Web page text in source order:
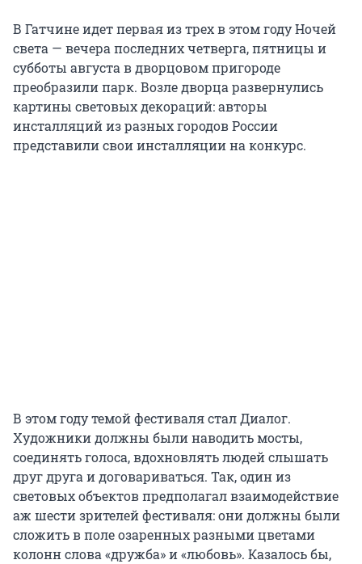
В Гатчине идет первая из трех в этом году Ночей
света — вечера последних четверга, пятницы и
субботы августа в дворцовом пригороде
преобразили парк. Возле дворца развернулись
картины световых декораций: авторы
инсталляций из разных городов России
представили свои инсталляции на конкурс.
В этом году темой фестиваля стал Диалог.
Художники должны были наводить мосты,
соединять голоса, вдохновлять людей слышать
друг друга и договариваться. Так, один из
световых объектов предполагал взаимодействие
аж шести зрителей фестиваля: они должны были
сложить в поле озаренных разными цветами
колонн слова «дружба» и «любовь». Казалось бы,